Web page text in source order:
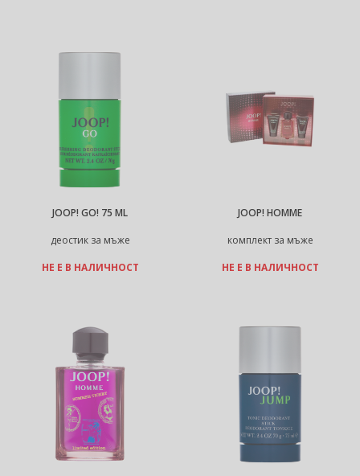
JOOP! GO! 75 ML
деостик за мъже
НЕ Е В НАЛИЧНОСТ
JOOP! HOMME
комплект за мъже
НЕ Е В НАЛИЧНОСТ